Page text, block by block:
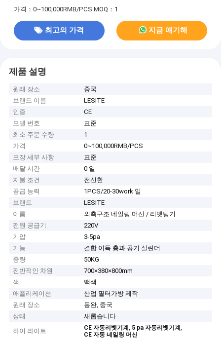
가격：0~100,000RMB/PCS MOQ：1
최고의 가격 지금 얘기해
제품 설명
원래 장소
중국
브랜드 이름
LESITE
인증
CE
모델 번호
표준
최소 주문 수량
1
가격
0~100,000RMB/PCS
포장 세부 사항
표준
배달 시간
0 일
지불 조건
전신환
공급 능력
1PCS/20-30work 일
브랜드
LESITE
이름
외측구조 네일링 머신 / 리벳팅기
전원 공급기
220V
기압
3-5pa
기능
결합 이득 총과 공기 실린더
중량
50KG
전반적인 차원
700×380×800mm
색
백색
애플리케이션
산업 필터가방 제작
원래 장소
동완, 중국
상태
새롭습니다
하이 라이트:
CE 자동리벳기계, 5 pa 자동리벳기계,
CE 자동 네일링 머신